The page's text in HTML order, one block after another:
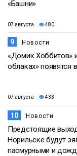
«Башни»
07 августа 480
9 Новости
«Домик Хоббитов»
облаках» появятся
07 августа 433
10 Новости
Предстоящие
Норильске будут
пасмурными и